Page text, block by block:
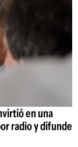
en una
radio y difunde